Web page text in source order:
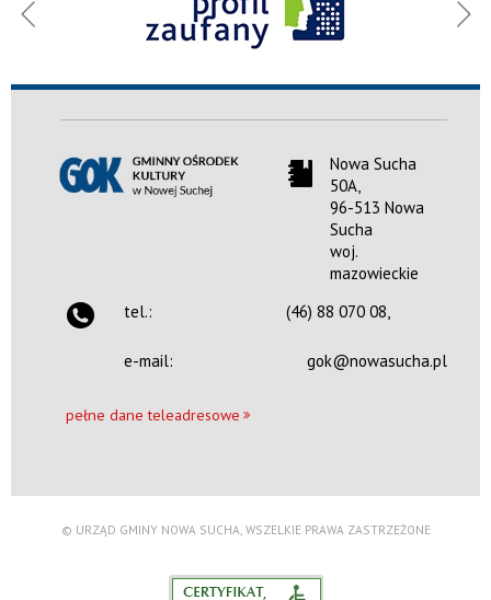
Gminny
w Nowej
Suchej
Nowa Sucha 50A,
email:
10:00 —
Nowa Sucha
50A,
96-513 Nowa
Sucha
woj.
mazowieckie
tel.:
(46) 88 070 08,
e-mail: gok@nowasucha.pl
pełne dane teleadresowe
© URZĄD GMINY NOWA SUCHA, WSZELKIE PRAWA ZASTRZEŻONE